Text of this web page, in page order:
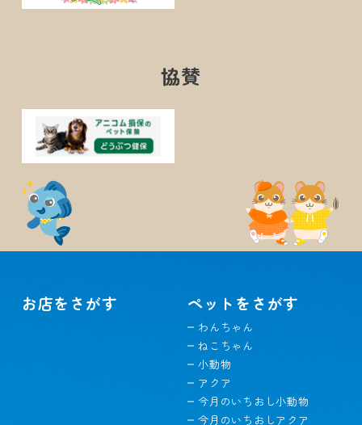
協賛
お店をさがす ペットをさがす
わんちゃん
ねこちゃん
小動物
アクア
今月のいちおし小動物
今月のいちおしアクア